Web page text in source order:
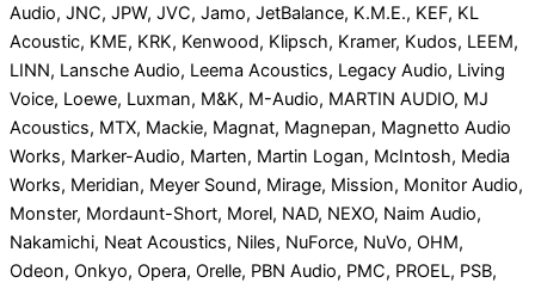
Audio, JNC, JPW, JVC, Jamo, JetBalance, K.M.E., KEF, KL
Acoustic, KME, KRK, Kenwood, Klipsch, Kramer, Kudos, LEEM,
LINN, Lansche Audio, Leema Acoustics, Legacy Audio, Living
Voice, Loewe, Luxman, M&K, M-Audio, MARTIN AUDIO, MJ
Acoustics, MTX, Mackie, Magnat, Magnepan, Magnetto Audio
Works, Marker-Audio, Marten, Martin Logan, McIntosh, Media
Works, Meridian, Meyer Sound, Mirage, Mission, Monitor Audio,
Monster, Mordaunt-Short, Morel, NAD, NEXO, Naim Audio,
Nakamichi, Neat Acoustics, Niles, NuForce, NuVo, OHM,
Odeon, Onkyo, Opera, Orelle, PBN Audio, PMC, PROEL, PSB,